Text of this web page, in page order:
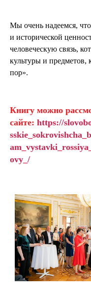
Мы очень надеемся,
и исторической
человеческую связь,
культуры и предметов,
пор».
Книгу можно
сайте: https://
ovy_/